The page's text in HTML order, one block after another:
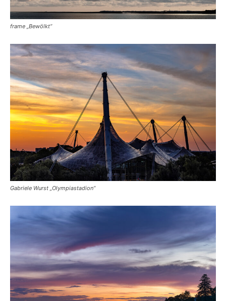
frame „Bewölkt“
Gabriele Wurst „Olympiastadion“